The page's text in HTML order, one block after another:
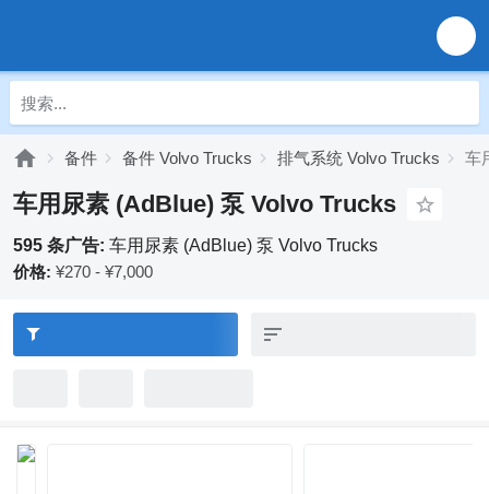
备件 备件 Volvo Trucks 排气系统 Volvo Trucks 车
车用尿素 (AdBlue) 泵 Volvo Trucks
595 条广告: 车用尿素 (AdBlue) 泵 Volvo Trucks
价格: ¥270 - ¥7,000